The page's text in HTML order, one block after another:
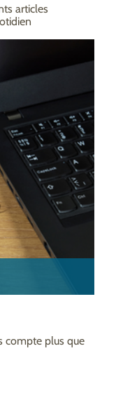
articles
compte plus que